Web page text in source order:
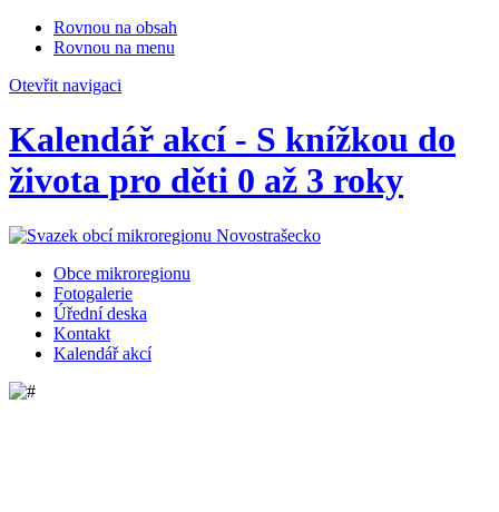
Rovnou na obsah
Rovnou na menu
Otevřit navigaci
Kalendář akcí - S knížkou do
života pro děti 0 až 3 roky
Obce mikroregionu
Fotogalerie
Úřední deska
Kontakt
Kalendář akcí